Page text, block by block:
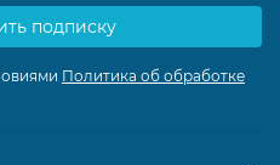
подписку
Политика об обработке